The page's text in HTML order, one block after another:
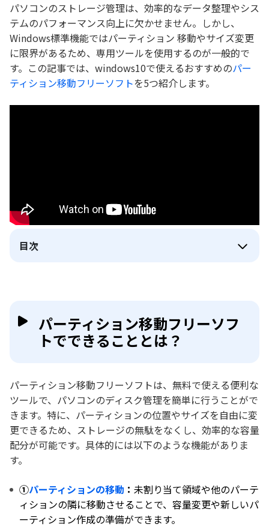
パソコンのストレージ管理は、効率的なデータ整理やシス
テムのパフォーマンス向上に欠かせません。しかし、
Windows標準機能ではパーティション 移動やサイズ変更
に限界があるため、専用ツールを使用するのが一般的で
す。この記事では、windows10で使えるおすすめのパー
ティション移動フリーソフトを5つ紹介します。
目次
パーティション移動フリーソフ
トでできることとは？
パーティション移動フリーソフトは、無料で使える便利な
ツールで、パソコンのディスク管理を簡単に行うことがで
きます。特に、パーティションの位置やサイズを自由に変
更できるため、ストレージの無駄をなくし、効率的な容量
配分が可能です。具体的には以下のような機能がありま
す。
①パーティションの移動 ： 未割り当て領域や他のパーテ
ィションの隣に移動させることで、容量変更や新しいパ
ーティション作成の準備ができます。